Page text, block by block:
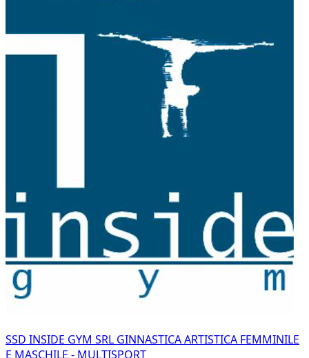
SSD INSIDE GYM SRL GINNASTICA ARTISTICA FEMMINILE
E MASCHILE - MULTISPORT